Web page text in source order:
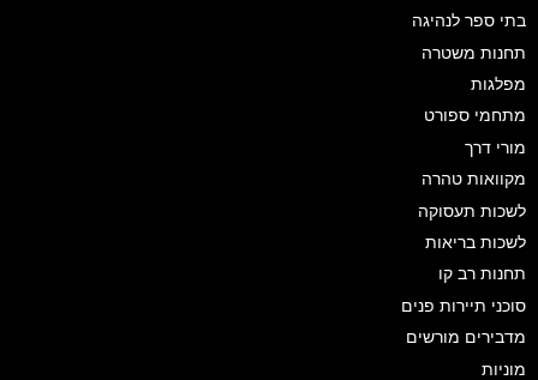
בתי ספר לנהיגה
תחנות משטרה
מפלגות
מתחמי ספורט
מורי דרך
מקוואות טהרה
לשכות תעסוקה
לשכות בריאות
תחנות רב קו
סוכני תיירות פנים
מדבירים מורשים
מוניות